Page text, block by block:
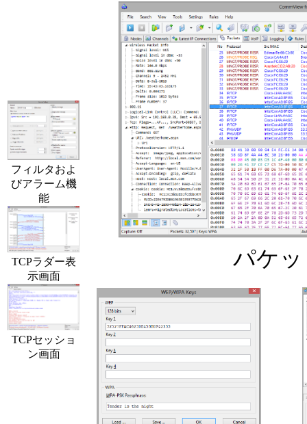
フィルタおよ
びアラーム機
能
TCPラダー表
示画面
TCPセッショ
ン画面
パケ